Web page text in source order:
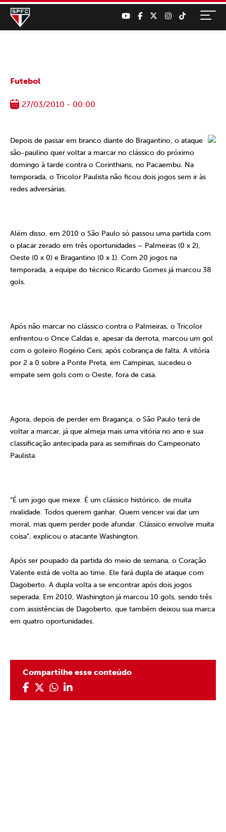
Futebol
27/03/2010 - 00:00
Depois de passar em branco diante do Bragantino, o ataque
são-paulino quer voltar a marcar no clássico do próximo
domingo à tarde contra o Corinthians, no Pacaembu. Na
temporada, o Tricolor Paulista não ficou dois jogos sem ir às
redes adversárias.
Além disso, em 2010 o São Paulo só passou uma partida com
o placar zerado em três oportunidades – Palmeiras (0 x 2),
Oeste (0 x 0) e Bragantino (0 x 1). Com 20 jogos na
temporada, a equipe do técnico Ricardo Gomes já marcou 38
gols.
Após não marcar no clássico contra o Palmeiras, o Tricolor
enfrentou o Once Caldas e, apesar da derrota, marcou um gol
com o goleiro Rogério Ceni, após cobrança de falta. A vitória
por 2 a 0 sobre a Ponte Preta, em Campinas, sucedeu o
empate sem gols com o Oeste, fora de casa.
Agora, depois de perder em Bragança, o São Paulo terá de
voltar a marcar, já que almeja mais uma vitória no ano e sua
classificação antecipada para as semifinais do Campeonato
Paulista.
“É um jogo que mexe. É um clássico histórico, de muita
rivalidade. Todos querem ganhar. Quem vencer vai dar um
moral, mas quem perder pode afundar. Clássico envolve muita
coisa”, explicou o atacante Washington.
Após ser poupado da partida do meio de semana, o Coração
Valente está de volta ao time. Ele fará dupla de ataque com
Dagoberto. A dupla volta a se encontrar após dois jogos
seperada. Em 2010, Washington já marcou 10 gols, sendo três
com assistências de Dagoberto, que também deixou sua marca
em quatro oportunidades.
Compartilhe esse conteúdo